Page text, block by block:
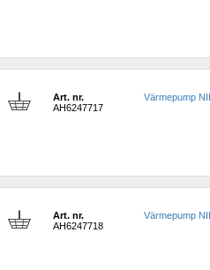
Art. nr.
AH6247717
Värmepump
Art. nr.
AH6247718
Värmepump